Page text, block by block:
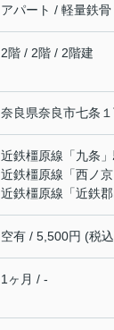
アパート / 軽量鉄骨
2階 / 2階 / 2階建
奈良県奈良市七条
近鉄橿原線 「九条
近鉄橿原線 「西ノ京
近鉄橿原線 「近鉄
空有 / 5,500円 (税
1ヶ月 / -